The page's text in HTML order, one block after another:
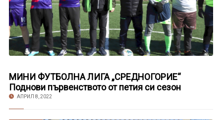
МИНИ ФУТБОЛНА ЛИГА „СРЕДНОГОРИЕ“
Поднови първенството от петия си сезон
АПРИЛ 8, 2022